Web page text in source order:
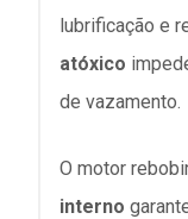
lubrificação e
atóxico
de vazamento.
O motor
interno